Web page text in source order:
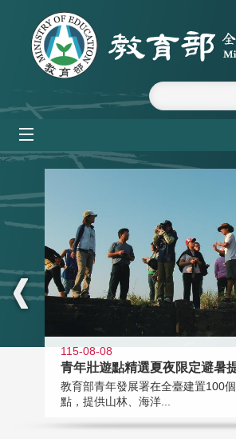
跳到主要內容區塊
:::
115-08-08
青年壯遊點精選夏夜限定避暑
教育部青年發展署在全臺建置100
點，提供山林、海洋...